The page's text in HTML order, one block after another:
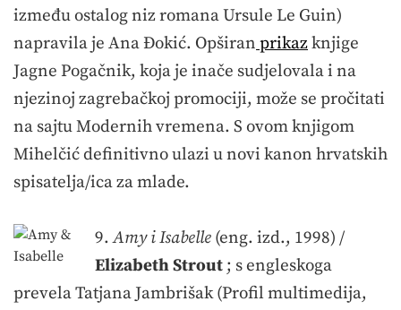
između ostalog niz romana Ursule Le Guin)
napravila je Ana Đokić. Opširan prikazknjige
Jagne Pogačnik, koja je inače sudjelovala i na
njezinoj zagrebačkoj promociji, može se pročitati
na sajtu Modernih vremena. S ovom knjigom
Mihelčić definitivno ulazi u novi kanon hrvatskih
spisatelja/ica za mlade.
9. Amy i Isabelle (eng. izd., 1998) /
Elizabeth Strout ; s engleskoga
prevela Tatjana Jambrišak (Profil multimedija,